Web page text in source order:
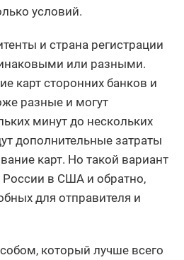
условий.
и страна регистрации
или разными.
карт сторонних банков и
разные и могут
минут до нескольких
дополнительные затраты
карт. Но такой вариант
России в США и обратно,
для отправителя и
который лучше всего